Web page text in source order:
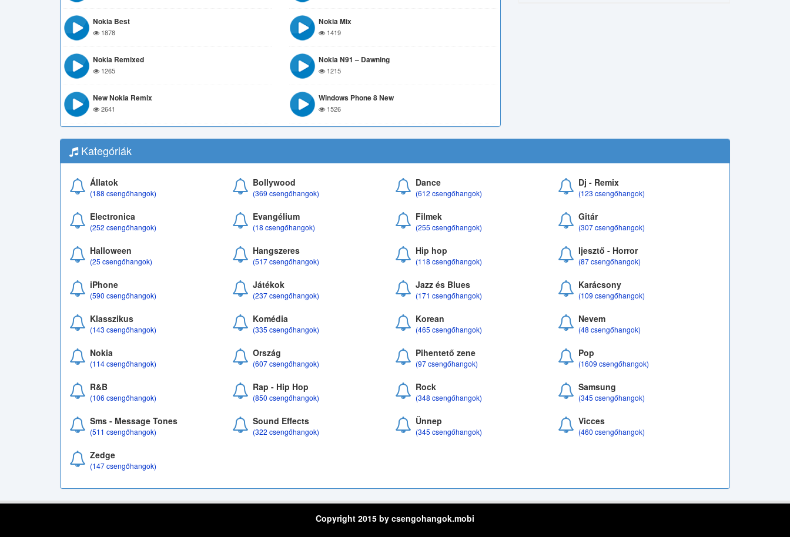
Nokia Best
1878
Nokia Mix
1419
Nokia Remixed
1265
Nokia N91 – Dawning
1215
New Nokia Remix
2641
Windows Phone 8 New
1526
Kategóriák
Állatok
(188 csengőhangok)
Bollywood
(369 csengőhangok)
Dance
(612 csengőhangok)
Dj - Remix
(123 csengőhangok)
Electronica
(252 csengőhangok)
Evangélium
(18 csengőhangok)
Filmek
(255 csengőhangok)
Gitár
(307 csengőhangok)
Halloween
(25 csengőhangok)
Hangszeres
(517 csengőhangok)
Hip hop
(118 csengőhangok)
Ijesztő - Horror
(87 csengőhangok)
iPhone
(590 csengőhangok)
Játékok
(237 csengőhangok)
Jazz és Blues
(171 csengőhangok)
Karácsony
(109 csengőhangok)
Klasszikus
(143 csengőhangok)
Komédia
(335 csengőhangok)
Korean
(465 csengőhangok)
Nevem
(48 csengőhangok)
Nokia
(114 csengőhangok)
Ország
(607 csengőhangok)
Pihentető zene
(97 csengőhangok)
Pop
(1609 csengőhangok)
R&B
(106 csengőhangok)
Rap - Hip Hop
(850 csengőhangok)
Rock
(348 csengőhangok)
Samsung
(345 csengőhangok)
Sms - Message Tones
(511 csengőhangok)
Sound Effects
(322 csengőhangok)
Ünnep
(345 csengőhangok)
Vicces
(460 csengőhangok)
Zedge
(147 csengőhangok)
Copyright 2015 by csengohangok.mobi